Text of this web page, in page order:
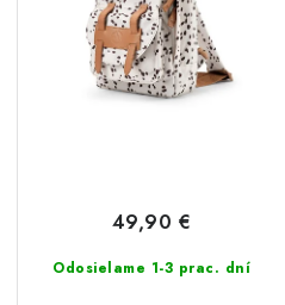
Odosielame 1-3 prac. dní
49,90 €